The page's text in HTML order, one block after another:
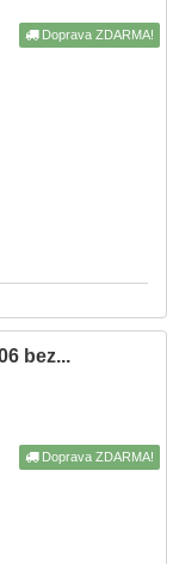
Doprava ZDARMA!
bez...
Doprava ZDARMA!